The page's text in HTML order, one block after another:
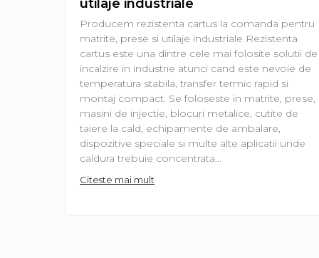
restaurante, cafenele)
Pentru industria alimentară
Pentru industria materialelor
Pentru prelucrarea metalelor
Rezistențe pentru aer și gaze
Rezistențe pentru aparate
Rezistențe pentru echipamente
Rezistențe pentru matrițe
Producem rezistenta cartus la comanda pentru
matrite, prese si utilaje industriale Rezistenta
cartus este una dintre cele mai folosite solutii de
incalzire in industrie atunci cand este nevoie de
temperatura stabila, transfer termic rapid si
montaj compact. Se foloseste in matrite, prese,
masini de injectie, blocuri metalice, cutite de
taiere la cald, echipamente de ambalare,
dispozitive speciale si multe alte aplicatii unde
caldura trebuie concentrata...
Citeste mai mult